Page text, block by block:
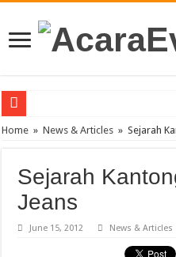
PT Teras Osong Indonesia Ramaikan
Gun N’ Roses Kembali Guncang
Posh Markt Vol. 3
Be3 “Dua Lima”
Home » News & Articles » Sejarah
Sejarah
Jeans
June 15, 2012 News & Articles